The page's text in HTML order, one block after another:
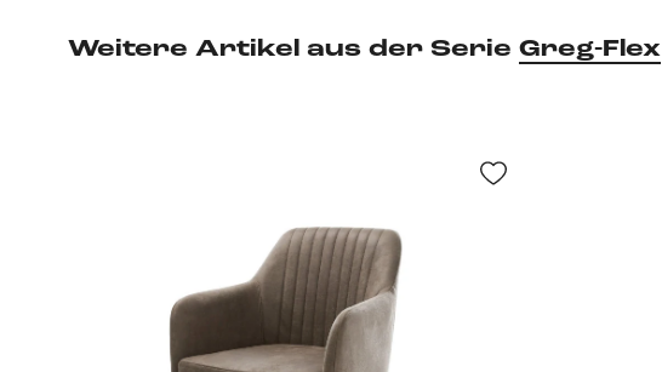
Weitere Artikel aus der Serie Greg-Flex